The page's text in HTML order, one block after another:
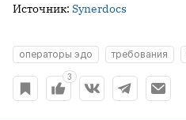
Источник: Synerdocs
операторы эдо требования
3